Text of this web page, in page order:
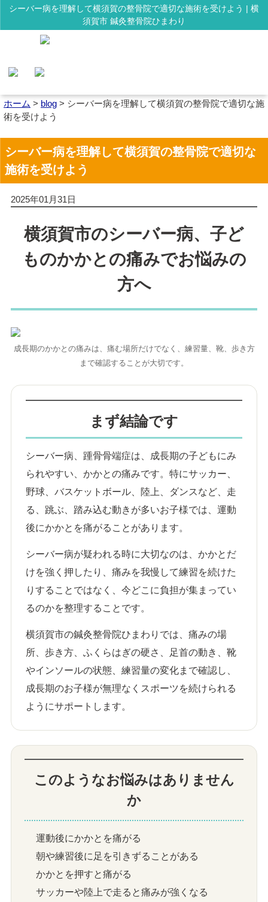
シーバー病を理解して横須賀の整骨院で適切な施術を受けよう | 横
須賀市 鍼灸整骨院ひまわり
ホーム > blog > シーバー病を理解して横須賀の整骨院で適切な施
術を受けよう
シーバー病を理解して横須賀の整骨院で適切な
施術を受けよう
2025年01月31日
横須賀市のシーバー病、子ど
ものかかとの痛みでお悩みの
方へ
成長期のかかとの痛みは、痛む場所だけでなく、練習量、靴、歩き方
まで確認することが大切です。
まず結論です
シーバー病、踵骨骨端症は、成長期の子どもにみ
られやすい、かかとの痛みです。特にサッカー、
野球、バスケットボール、陸上、ダンスなど、走
る、跳ぶ、踏み込む動きが多いお子様では、運動
後にかかとを痛がることがあります。
シーバー病が疑われる時に大切なのは、かかとだ
けを強く押したり、痛みを我慢して練習を続けた
りすることではなく、今どこに負担が集まってい
るのかを整理することです。
横須賀市の鍼灸整骨院ひまわりでは、痛みの場
所、歩き方、ふくらはぎの硬さ、足首の動き、靴
やインソールの状態、練習量の変化まで確認し、
成長期のお子様が無理なくスポーツを続けられる
ようにサポートします。
このようなお悩みはありません
か
運動後にかかとを痛がる
朝や練習後に足を引きずることがある
かかとを押すと痛がる
サッカーや陸上で走ると痛みが強くなる